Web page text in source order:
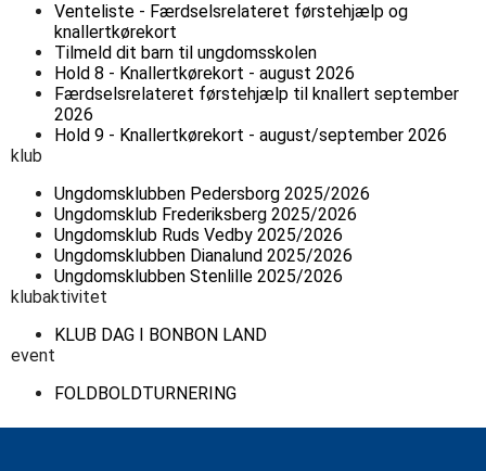
Venteliste - Færdselsrelateret førstehjælp og
knallertkørekort
Tilmeld dit barn til ungdomsskolen
Hold 8 - Knallertkørekort - august 2026
Færdselsrelateret førstehjælp til knallert september
2026
Hold 9 - Knallertkørekort - august/september 2026
klub
Ungdomsklubben Pedersborg 2025/2026
Ungdomsklub Frederiksberg 2025/2026
Ungdomsklub Ruds Vedby 2025/2026
Ungdomsklubben Dianalund 2025/2026
Ungdomsklubben Stenlille 2025/2026
klubaktivitet
KLUB DAG I BONBON LAND
event
FOLDBOLDTURNERING